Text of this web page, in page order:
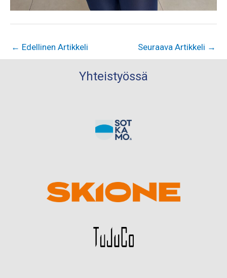
← Edellinen Artikkeli Seuraava Artikkeli →
Yhteistyössä